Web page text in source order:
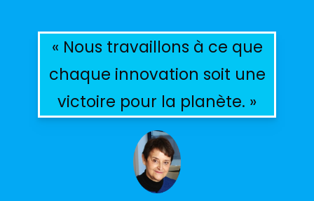
« Nous travaillons à ce que
chaque innovation soit une
victoire pour la planète. »